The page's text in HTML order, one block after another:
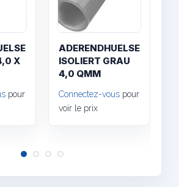
X
pour
ADERENDHUELSE
ISOLIERT GRAU
4,0 QMM
Connectez-vous pour
voir le prix